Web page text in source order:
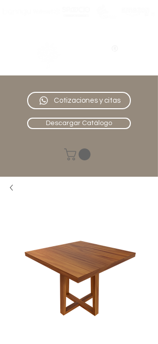
Cotizaciones y citas
Descargar Catálogo